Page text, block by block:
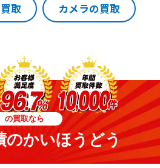
取 カメラの買取
の買取なら
のかいほうどう